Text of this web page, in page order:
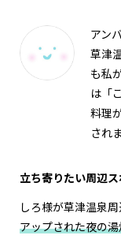
アン
草津
も私
は「
料理
され
立ち寄りたい周辺ス
しろ様が草津温泉
アップされた夜の湯